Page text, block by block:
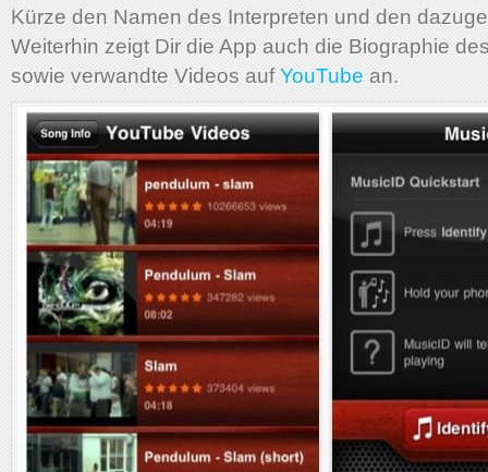
Kürze den Namen des Interpreten und den
Weiterhin zeigt Dir die App auch die Biographie
sowie verwandte Videos aufYouTube an.